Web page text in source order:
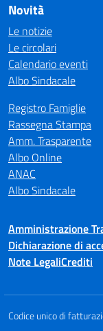
Novità
Le notizie
Le circolari
Calendario eventi
Albo Sindacale
Registro Famiglie
Rassegna Stampa
Amm. Trasparente
Albo Online
ANAC
Albo Sindacale
Amministrazione
Dichiarazione di
Note LegaliCrediti
Codice unico di